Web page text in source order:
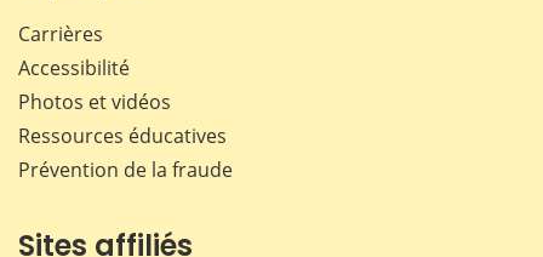
Carrières
Accessibilité
Photos et vidéos
Ressources éducatives
Prévention de la fraude
Sites affiliés